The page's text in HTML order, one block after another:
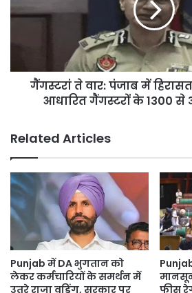
की
में
गए
1300
से
अधिक
सहयोगी
गैंगस्टरां ते वार: पंजाब में
आधारित गैंगस्टरों के 1300 से
Related Articles
Punjab में DA भुगतान को
लेकर कर्मचारियों के समर्थन में
उतरे राजा वड़िंग, सरकार पर
फीस